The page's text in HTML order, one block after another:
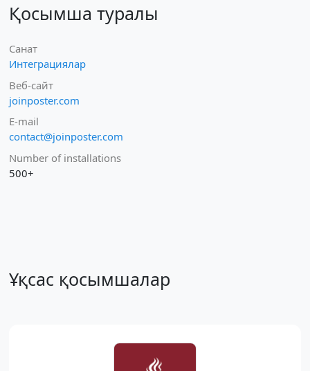
Қосымша туралы
Санат
Интеграциялар
Веб-сайт
joinposter.com
E-mail
contact@joinposter.com
Number of installations
500+
Ұқсас қосымшалар